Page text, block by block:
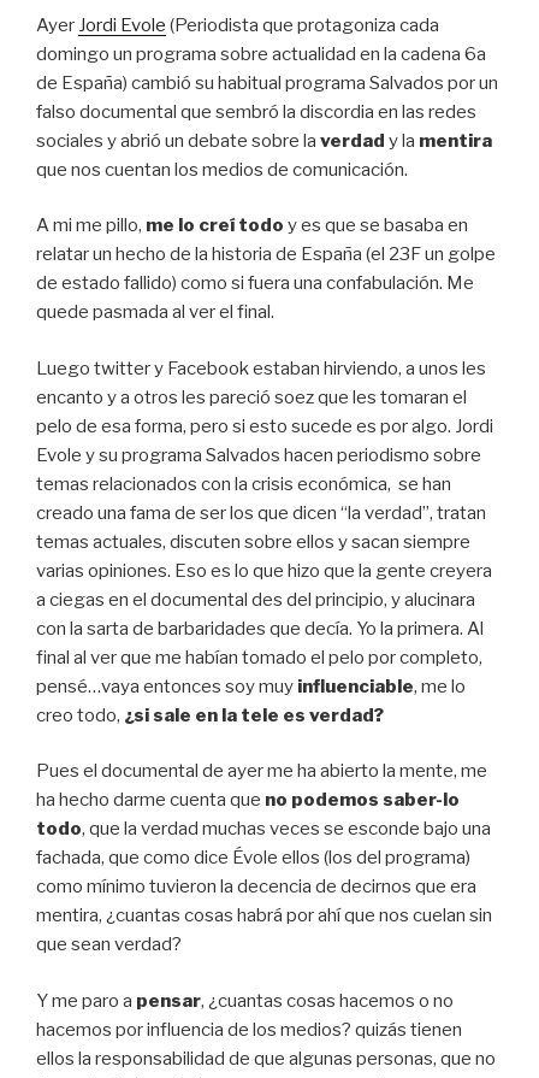
Ayer Jordi Evole (Periodista que protagoniza cada
domingo un programa sobre actualidad en la cadena 6a
de España) cambió su habitual programa Salvados por un
falso documental que sembró la discordia en las redes
sociales y abrió un debate sobre la verdad y la mentira
que nos cuentan los medios de comunicación.
A mi me pillo, me lo creí todo y es que se basaba en
relatar un hecho de la historia de España (el 23F un golpe
de estado fallido) como si fuera una confabulación. Me
quede pasmada al ver el final.
Luego twitter y Facebook estaban hirviendo, a unos les
encanto y a otros les pareció soez que les tomaran el
pelo de esa forma, pero si esto sucede es por algo. Jordi
Evole y su programa Salvados hacen periodismo sobre
temas relacionados con la crisis económica, se han
creado una fama de ser los que dicen “la verdad”, tratan
temas actuales, discuten sobre ellos y sacan siempre
varias opiniones. Eso es lo que hizo que la gente creyera
a ciegas en el documental des del principio, y alucinara
con la sarta de barbaridades que decía. Yo la primera. Al
final al ver que me habían tomado el pelo por completo,
pensé…vaya entonces soy muy influenciable, me lo
creo todo, ¿si sale en la tele es verdad?
Pues el documental de ayer me ha abierto la mente, me
ha hecho darme cuenta que no podemos saber-lo
todo, que la verdad muchas veces se esconde bajo una
fachada, que como dice Évole ellos (los del programa)
como mínimo tuvieron la decencia de decirnos que era
mentira, ¿cuantas cosas habrá por ahí que nos cuelan sin
que sean verdad?
Y me paro a pensar, ¿cuantas cosas hacemos o no
hacemos por influencia de los medios? quizás tienen
ellos la responsabilidad de que algunas personas, que no